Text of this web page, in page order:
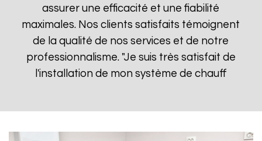
assurer une efficacité et une fiabilité
maximales. Nos clients satisfaits témoignent
de la qualité de nos services et de notre
professionnalisme. "Je suis très satisfait de
l'installation de mon système de chauff